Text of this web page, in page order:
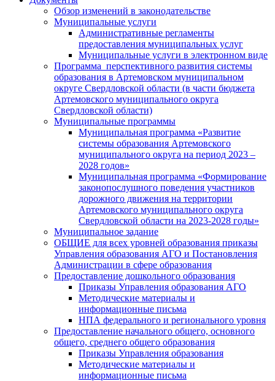
Обзор изменений в законодательстве
Муниципальные услуги
Административные регламенты
предоставления муниципальных услуг
Муниципальные услуги в электронном виде
Программа перспективного развития системы
образования в Артемовском муниципальном
округе Свердловской области (в части бюджета
Артемовского муниципального округа
Свердловской области)
Муниципальные программы
Муниципальная программа «Развитие
системы образования Артемовского
муниципального округа на период 2023 –
2028 годов»
Муниципальная программа «Формирование
законопослушного поведения участников
дорожного движения на территории
Артемовского муниципального округа
Свердловской области на 2023-2028 годы»
Муниципальное задание
ОБЩИЕ для всех уровней образования приказы
Управления образования АГО и Постановления
Администрации в сфере образования
Предоставление дошкольного образования
Приказы Управления образования АГО
Методические материалы и
информационные письма
НПА федерального и регионального уровня
Предоставление начального общего, основного
общего, среднего общего образования
Приказы Управления образования
Методические материалы и
информационные письма